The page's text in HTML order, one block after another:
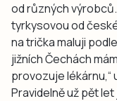
od různých
tyrkysovou od
na trička maluji
jižních Čechách
provozuje lékárnu,“
Pravidelně už pět